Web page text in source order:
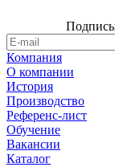
Компания
О компании
История
Производство
Референс-лист
Обучение
Вакансии
Каталог